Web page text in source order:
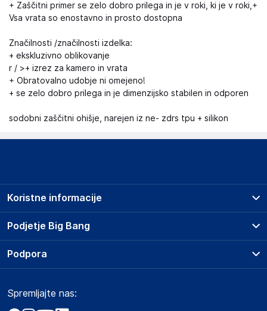
+ Zaščitni primer se zelo dobro prilega in je v roki, ki je v roki,+
Vsa vrata so enostavno in prosto dostopna
Značilnosti /značilnosti izdelka:
+ ekskluzivno oblikovanje
r / >+ izrez za kamero in vrata
+ Obratovalno udobje ni omejeno!
+ se zelo dobro prilega in je dimenzijsko stabilen in odporen
sodobni zaščitni ohišje, narejen iz ne- zdrs tpu + silikon
Podjetje Big Bang
O podjetju
Obvestila za javnost
Koristne informacije
Prodajna mesta
Storitve
Dostava, vnos in odvoz
Podpora
Marketplace
Spremljajte nas: